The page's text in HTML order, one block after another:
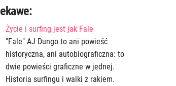
Życie i surfing jest jak Fale
"Fale" AJ Dungo to ani powieść
historyczna, ani autobiograficzna: to
dwie powieści graficzne w jednej.
Historia surfingu i walki z rakiem.